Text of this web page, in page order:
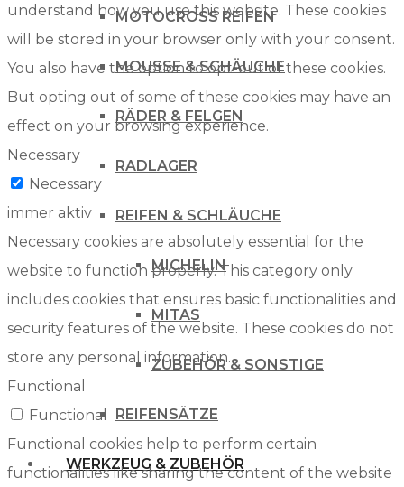
MOTOCROSS REIFEN
MOUSSE & SCHÄUCHE
RÄDER & FELGEN
RADLAGER
REIFEN & SCHLÄUCHE
MICHELIN
MITAS
ZUBEHÖR & SONSTIGE
REIFENSÄTZE
WERKZEUG & ZUBEHÖR
understand how you use this website. These cookies
will be stored in your browser only with your consent.
You also have the option to opt-out of these cookies.
But opting out of some of these cookies may have an
effect on your browsing experience.
Necessary
Necessary
immer aktiv
Necessary cookies are absolutely essential for the
website to function properly. This category only
includes cookies that ensures basic functionalities and
security features of the website. These cookies do not
store any personal information.
Functional
Functional
Functional cookies help to perform certain
functionalities like sharing the content of the website